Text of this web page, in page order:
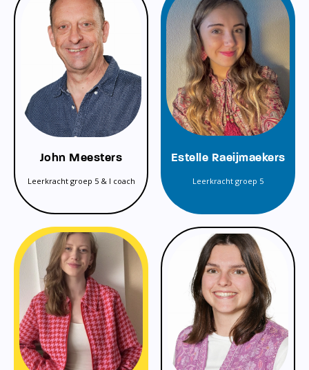
John Meesters
Leerkracht groep 5 & I coach
Estelle Raeijmaekers
Leerkracht groep 5